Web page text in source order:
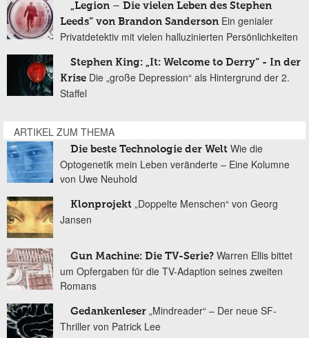
„Legion – Die vielen Leben des Stephen
Leeds“ von Brandon Sanderson Ein genialer
Privatdetektiv mit vielen halluzinierten Persönlichkeiten
Stephen King: „It: Welcome to Derry“ - In der
Krise Die „große Depression“ als Hintergrund der 2.
Staffel
ARTIKEL ZUM THEMA
Die beste Technologie der Welt Wie die
Optogenetik mein Leben veränderte – Eine Kolumne
von Uwe Neuhold
Klonprojekt „Doppelte Menschen“ von Georg
Jansen
Gun Machine: Die TV-Serie? Warren Ellis bittet
um Opfergaben für die TV-Adaption seines zweiten
Romans
Gedankenleser „Mindreader“ – Der neue SF-
Thriller von Patrick Lee